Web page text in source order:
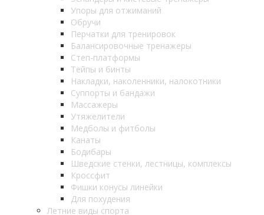
Упоры для отжиманий
Обручи
Перчатки для тренировок
Балансировочные тренажеры
Степ-платформы
Тейпы и бинты
Накладки, наколенники, налокотники
Суппорты и бандажи
Массажеры
Утяжелители
Медболы и фитболы
Канаты
Бодибары
Шведские стенки, лестницы, комплексы
Кроссфит
Фишки конусы линейки
Для похудения
Летние виды спорта